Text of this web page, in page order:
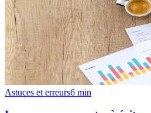
Astuces et erreurs6 min